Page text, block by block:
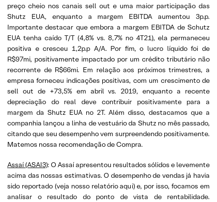
preço cheio nos canais sell out e uma maior participação das
Shutz EUA, enquanto a margem EBITDA aumentou 3p.p.
Importante destacar que embora a margem EBITDA de Schutz
EUA tenha caído T/T (4,8% vs. 8,7% no 4T21), ela permaneceu
positiva e cresceu 1,2p.p A/A. Por fim, o lucro líquido foi de
R$97mi, positivamente impactado por um crédito tributário não
recorrente de R$66mi. Em relação aos próximos trimestres, a
empresa forneceu indicações positivas, com um crescimento de
sell out de +73,5% em abril vs. 2019, enquanto a recente
depreciação do real deve contribuir positivamente para a
margem da Shutz EUA no 2T. Além disso, destacamos que a
companhia lançou a linha de vestuário da Shutz no mês passado,
citando que seu desempenho vem surpreendendo positivamente.
Matemos nossa recomendação de Compra.
Assaí (ASAI3): O Assaí apresentou resultados sólidos e levemente
acima das nossas estimativas. O desempenho de vendas já havia
sido reportado (veja nosso relatório aqui) e, por isso, focamos em
analisar o resultado do ponto de vista de rentabilidade.